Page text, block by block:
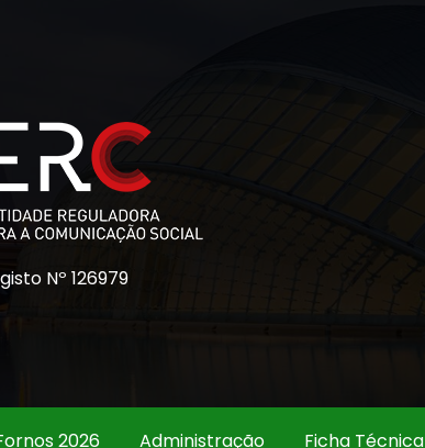
Nº 126979
2026 Administração Ficha Técnica